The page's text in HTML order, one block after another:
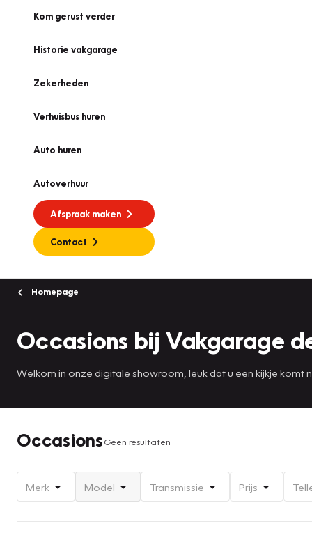
Kom gerust verder
Historie vakgarage
Zekerheden
Verhuisbus huren
Auto huren
Autoverhuur
Afspraak maken
Contact
Homepage
Occasions bij Vakgarage
Welkom in onze digitale showroom, leuk dat u een kijkje komt
OccasionsGeen resultaten
Merk Model Transmissie Prijs